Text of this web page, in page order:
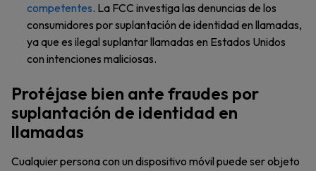
competentes. La FCC investiga las denuncias de los
consumidores por suplantación de identidad en llamadas,
ya que es ilegal suplantar llamadas en Estados Unidos
con intenciones maliciosas.
Protéjase bien ante fraudes por
suplantación de identidad en
llamadas
Cualquier persona con un dispositivo móvil puede ser objeto